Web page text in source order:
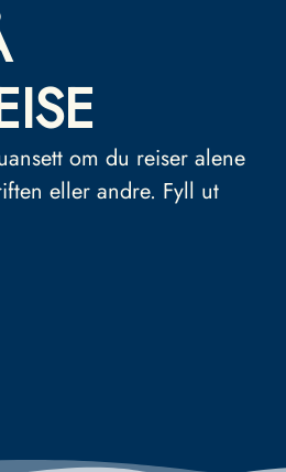
om du reiser alene
eller andre. Fyll ut